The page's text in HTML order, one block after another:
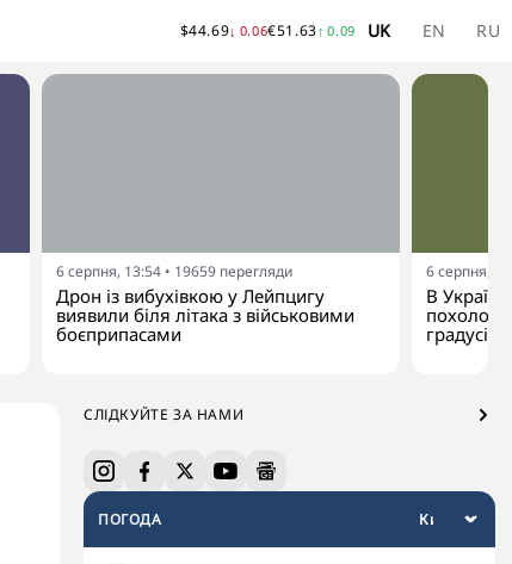
$44.69↓ 0.06€51.63↑ 0.09 UK EN RU
6 серпня, 13:54 • 19659 перегляди
Дрон із вибухівкою у Лейпцигу
виявили біля літака з військовими
боєприпасами
6 серпня,
В
градусів
СЛІДКУЙТЕ ЗА НАМИ
ПОГОДА